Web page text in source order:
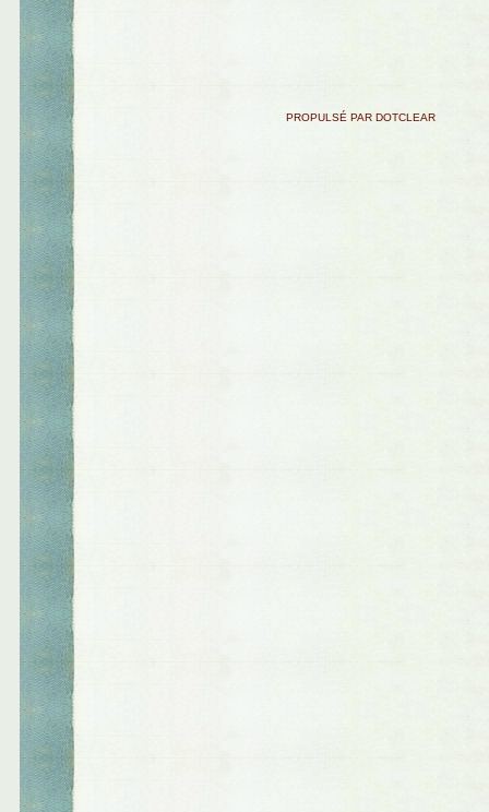
PROPULSÉ PAR DOTCLEAR